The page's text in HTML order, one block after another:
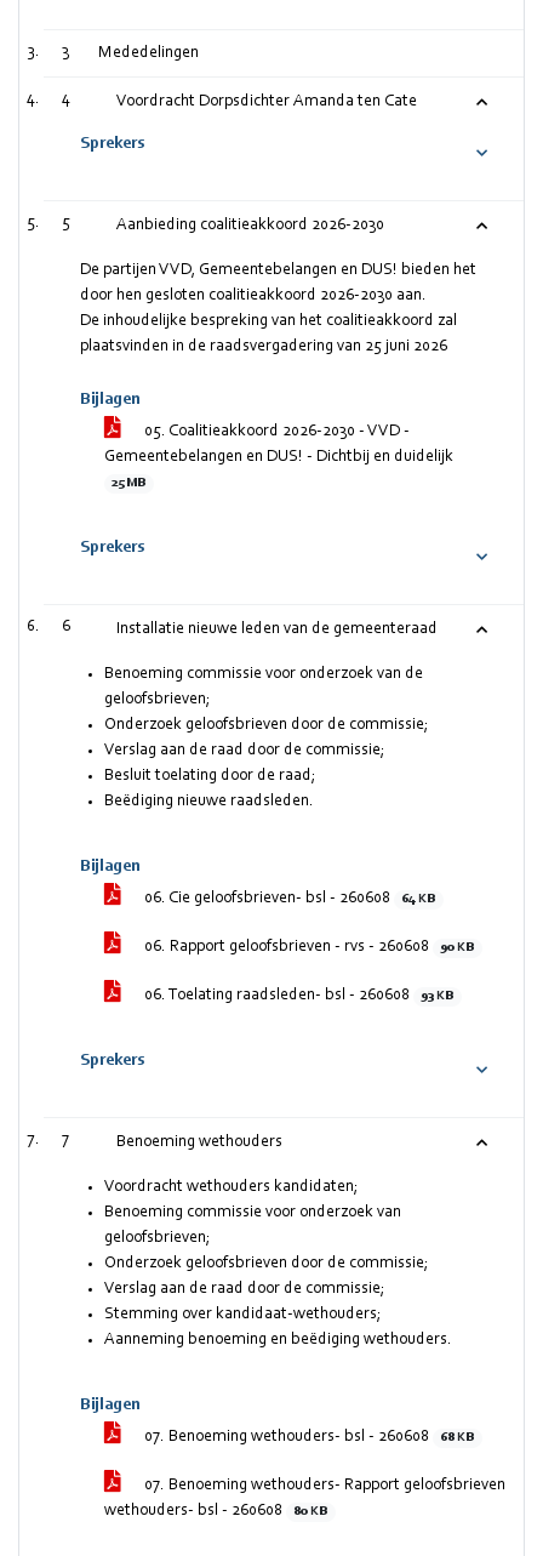
3 Mededelingen
4 Voordracht Dorpsdichter Amanda ten Cate
Sprekers
5 Aanbieding coalitieakkoord 2026-2030
De partijen VVD, Gemeentebelangen en DUS! bieden het
door hen gesloten coalitieakkoord 2026-2030 aan.
De inhoudelijke bespreking van het coalitieakkoord zal
plaatsvinden in de raadsvergadering van 25 juni 2026
Bijlagen
05. Coalitieakkoord 2026-2030 - VVD -
Gemeentebelangen en DUS! - Dichtbij en duidelijk
25 MB
Sprekers
6 Installatie nieuwe leden van de gemeenteraad
Benoeming commissie voor onderzoek van de
geloofsbrieven;
Onderzoek geloofsbrieven door de commissie;
Verslag aan de raad door de commissie;
Besluit toelating door de raad;
Beëdiging nieuwe raadsleden.
Bijlagen
06. Cie geloofsbrieven- bsl - 260608
64 KB
06. Rapport geloofsbrieven - rvs - 260608 90 KB
06. Toelating raadsleden- bsl - 260608 93 KB
Sprekers
7 Benoeming wethouders
Voordracht wethouders kandidaten;
Benoeming commissie voor onderzoek van
geloofsbrieven;
Onderzoek geloofsbrieven door de commissie;
Verslag aan de raad door de commissie;
Stemming over kandidaat-wethouders;
Aanneming benoeming en beëdiging wethouders.
Bijlagen
07. Benoeming wethouders- bsl - 260608
68 KB
07. Benoeming wethouders- Rapport geloofsbrieven
wethouders- bsl - 260608
80 KB